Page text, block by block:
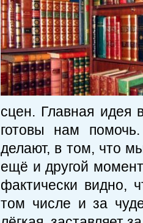
сцен. Главная идея
готовы нам
делают, в том, что
ещё и другой
фактически видно,
том числе и за